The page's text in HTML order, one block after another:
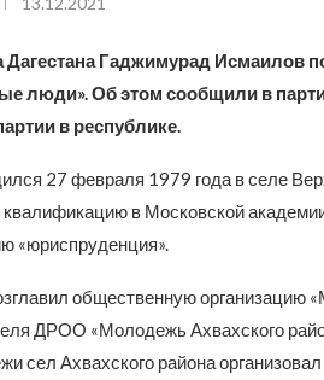
Дагестана Гаджимурад Исмаилов
люди». Об этом сообщили в
в республике.
27 февраля 1979 года в селе
в Московской
«юриспруденция».
общественную
ДРОО «Молодежь Ахвахского
сел Ахвахского района